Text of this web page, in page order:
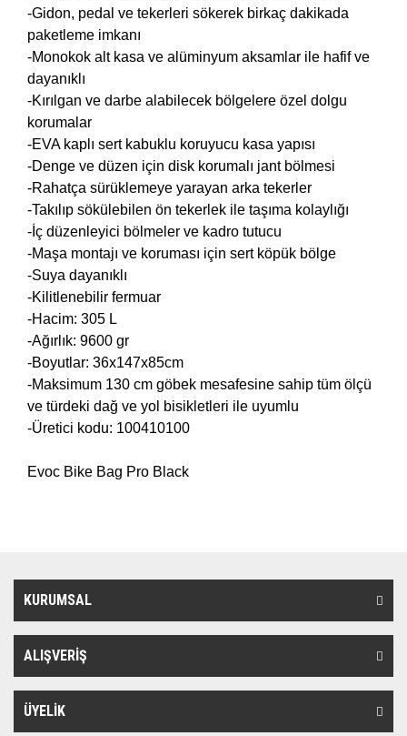
-Gidon, pedal ve tekerleri sökerek birkaç dakikada
paketleme imkanı
-Monokok alt kasa ve alüminyum aksamlar ile hafif ve
dayanıklı
-Kırılgan ve darbe alabilecek bölgelere özel dolgu
korumalar
-EVA kaplı sert kabuklu koruyucu kasa yapısı
-Denge ve düzen için disk korumalı jant bölmesi
-Rahatça sürüklemeye yarayan arka tekerler
-Takılıp sökülebilen ön tekerlek ile taşıma kolaylığı
-İç düzenleyici bölmeler ve kadro tutucu
-Maşa montajı ve koruması için sert köpük bölge
-Suya dayanıklı
-Kilitlenebilir fermuar
-Hacim: 305 L
-Ağırlık: 9600 gr
-Boyutlar: 36x147x85cm
-Maksimum 130 cm göbek mesafesine sahip tüm ölçü
ve türdeki dağ ve yol bisikletleri ile uyumlu
-Üretici kodu: 100410100
Evoc Bike Bag Pro Black
KURUMSAL
ALIŞVERİŞ
ÜYELİK